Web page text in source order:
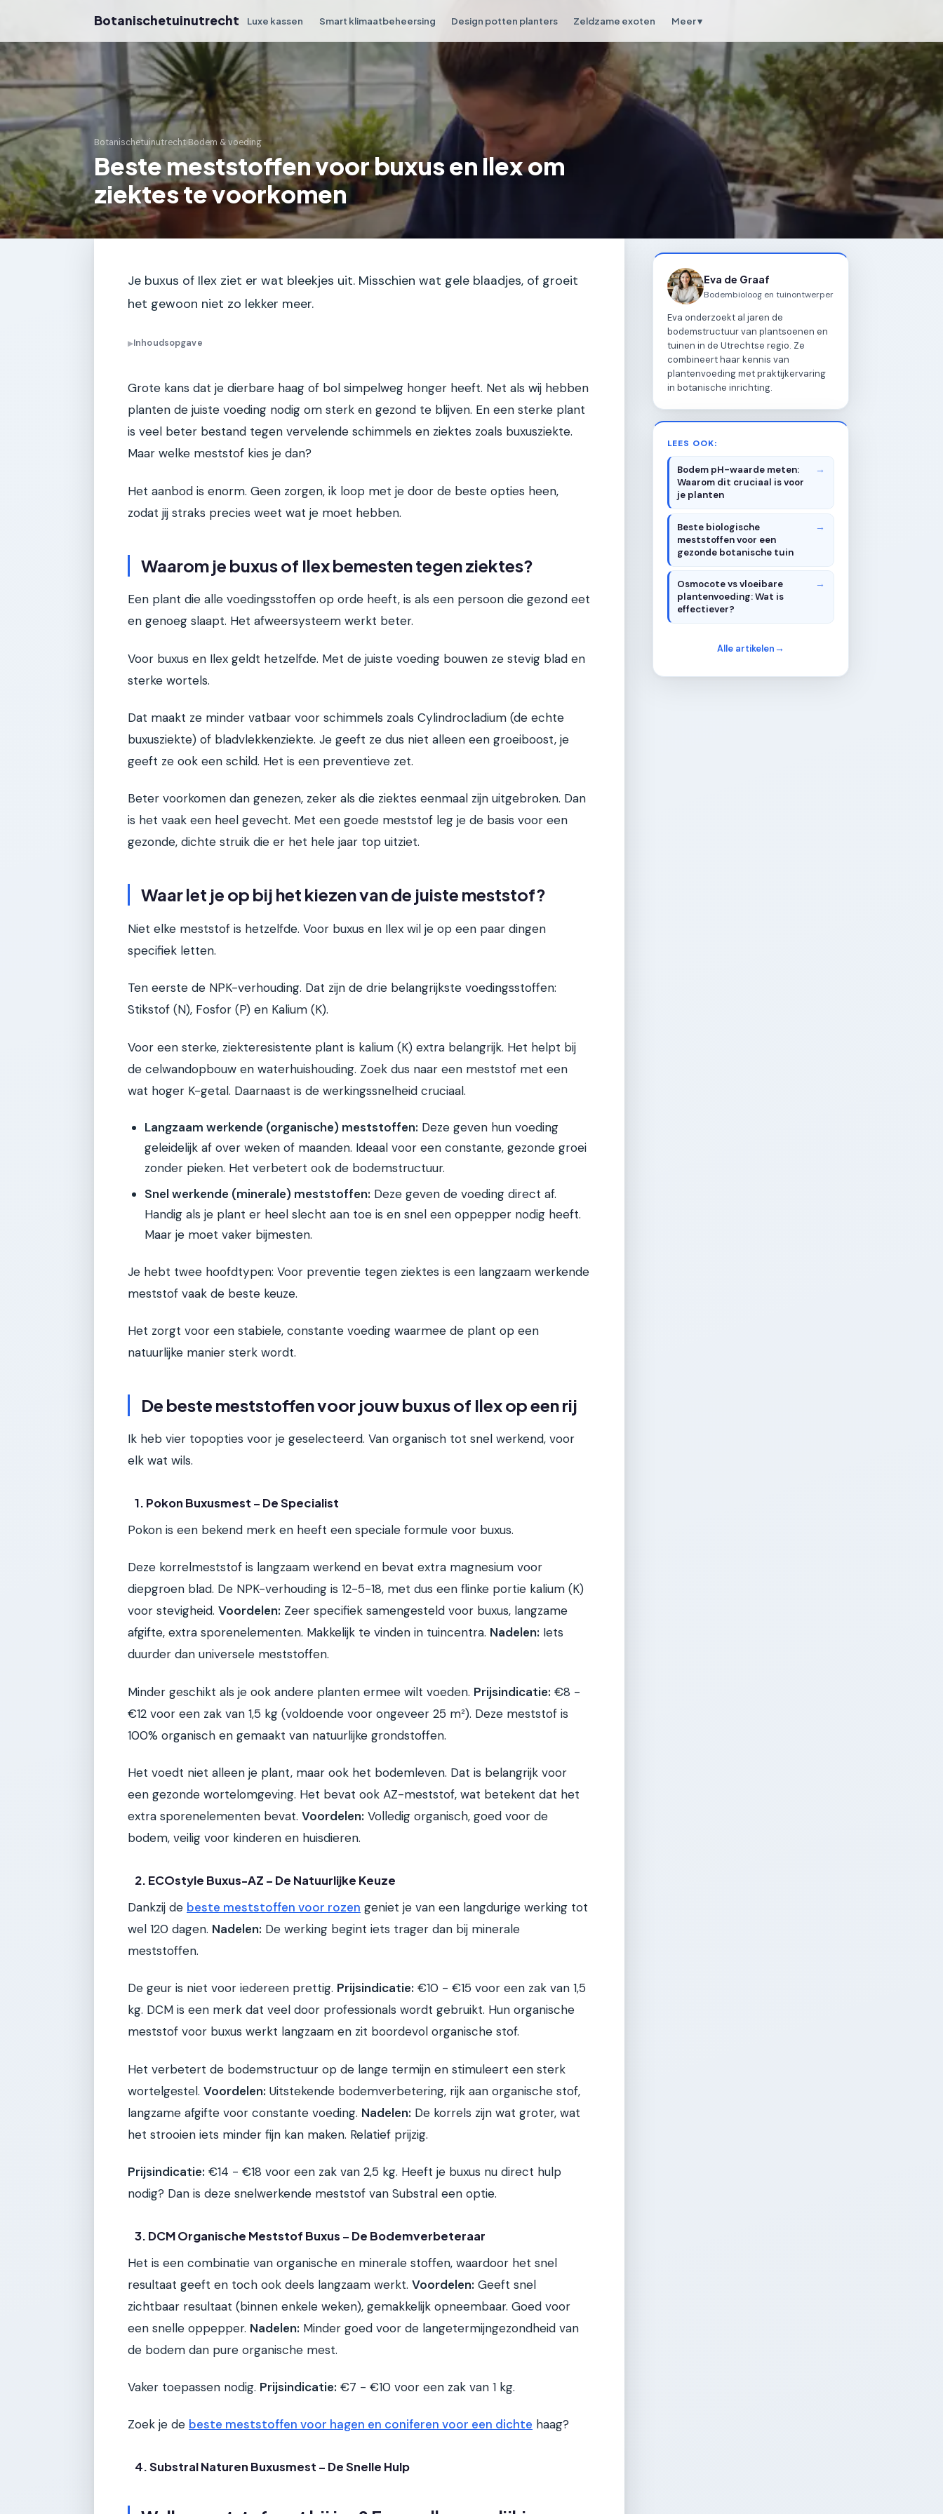
Botanischetuinutrecht Luxe kassen Smart klimaatbeheersing Design potten planters Zeldzame exoten Meer ▾
Botanischetuinutrecht›Bodem & voeding
Beste meststoffen voor buxus en Ilex om
ziektes te voorkomen
Je buxus of Ilex ziet er wat bleekjes uit. Misschien wat gele blaadjes, of groeit
het gewoon niet zo lekker meer.
▶Inhoudsopgave
Grote kans dat je dierbare haag of bol simpelweg honger heeft. Net als wij hebben
planten de juiste voeding nodig om sterk en gezond te blijven. En een sterke plant
is veel beter bestand tegen vervelende schimmels en ziektes zoals buxusziekte.
Maar welke meststof kies je dan?
Het aanbod is enorm. Geen zorgen, ik loop met je door de beste opties heen,
zodat jij straks precies weet wat je moet hebben.
Waarom je buxus of Ilex bemesten tegen ziektes?
Een plant die alle voedingsstoffen op orde heeft, is als een persoon die gezond eet
en genoeg slaapt. Het afweersysteem werkt beter.
Voor buxus en Ilex geldt hetzelfde. Met de juiste voeding bouwen ze stevig blad en
sterke wortels.
Dat maakt ze minder vatbaar voor schimmels zoals Cylindrocladium (de echte
buxusziekte) of bladvlekkenziekte. Je geeft ze dus niet alleen een groeiboost, je
geeft ze ook een schild. Het is een preventieve zet.
Beter voorkomen dan genezen, zeker als die ziektes eenmaal zijn uitgebroken. Dan
is het vaak een heel gevecht. Met een goede meststof leg je de basis voor een
gezonde, dichte struik die er het hele jaar top uitziet.
Waar let je op bij het kiezen van de juiste meststof?
Niet elke meststof is hetzelfde. Voor buxus en Ilex wil je op een paar dingen
specifiek letten.
Ten eerste de NPK-verhouding. Dat zijn de drie belangrijkste voedingsstoffen:
Stikstof (N), Fosfor (P) en Kalium (K).
Voor een sterke, ziekteresistente plant is kalium (K) extra belangrijk. Het helpt bij
de celwandopbouw en waterhuishouding. Zoek dus naar een meststof met een
wat hoger K-getal. Daarnaast is de werkingssnelheid cruciaal.
Langzaam werkende (organische) meststoffen: Deze geven hun voeding
geleidelijk af over weken of maanden. Ideaal voor een constante, gezonde groei
zonder pieken. Het verbetert ook de bodemstructuur.
Snel werkende (minerale) meststoffen: Deze geven de voeding direct af.
Handig als je plant er heel slecht aan toe is en snel een oppepper nodig heeft.
Maar je moet vaker bijmesten.
Je hebt twee hoofdtypen: Voor preventie tegen ziektes is een langzaam werkende
meststof vaak de beste keuze.
Het zorgt voor een stabiele, constante voeding waarmee de plant op een
natuurlijke manier sterk wordt.
De beste meststoffen voor jouw buxus of Ilex op een rij
Ik heb vier topopties voor je geselecteerd. Van organisch tot snel werkend, voor
elk wat wils.
1. Pokon Buxusmest – De Specialist
Pokon is een bekend merk en heeft een speciale formule voor buxus.
Deze korrelmeststof is langzaam werkend en bevat extra magnesium voor
diepgroen blad. De NPK-verhouding is 12-5-18, met dus een flinke portie kalium (K)
voor stevigheid. Voordelen: Zeer specifiek samengesteld voor buxus, langzame
afgifte, extra sporenelementen. Makkelijk te vinden in tuincentra. Nadelen: Iets
duurder dan universele meststoffen.
Minder geschikt als je ook andere planten ermee wilt voeden. Prijsindicatie: €8 -
€12 voor een zak van 1,5 kg (voldoende voor ongeveer 25 m²). Deze meststof is
100% organisch en gemaakt van natuurlijke grondstoffen.
Het voedt niet alleen je plant, maar ook het bodemleven. Dat is belangrijk voor
een gezonde wortelomgeving. Het bevat ook AZ-meststof, wat betekent dat het
extra sporenelementen bevat. Voordelen: Volledig organisch, goed voor de
bodem, veilig voor kinderen en huisdieren.
2. ECOstyle Buxus-AZ – De Natuurlijke Keuze
Dankzij de beste meststoffen voor rozen geniet je van een langdurige werking tot
wel 120 dagen. Nadelen: De werking begint iets trager dan bij minerale
meststoffen.
De geur is niet voor iedereen prettig. Prijsindicatie: €10 - €15 voor een zak van 1,5
kg. DCM is een merk dat veel door professionals wordt gebruikt. Hun organische
meststof voor buxus werkt langzaam en zit boordevol organische stof.
Het verbetert de bodemstructuur op de lange termijn en stimuleert een sterk
wortelgestel. Voordelen: Uitstekende bodemverbetering, rijk aan organische stof,
langzame afgifte voor constante voeding. Nadelen: De korrels zijn wat groter, wat
het strooien iets minder fijn kan maken. Relatief prijzig.
Prijsindicatie: €14 - €18 voor een zak van 2,5 kg. Heeft je buxus nu direct hulp
nodig? Dan is deze snelwerkende meststof van Substral een optie.
3. DCM Organische Meststof Buxus – De Bodemverbeteraar
Het is een combinatie van organische en minerale stoffen, waardoor het snel
resultaat geeft en toch ook deels langzaam werkt. Voordelen: Geeft snel
zichtbaar resultaat (binnen enkele weken), gemakkelijk opneembaar. Goed voor
een snelle oppepper. Nadelen: Minder goed voor de langetermijngezondheid van
de bodem dan pure organische mest.
Vaker toepassen nodig. Prijsindicatie: €7 - €10 voor een zak van 1 kg.
Zoek je de beste meststoffen voor hagen en coniferen voor een dichte haag?
4. Substral Naturen Buxusmest – De Snelle Hulp
Eva de Graaf
Bodembioloog en tuinontwerper
Eva onderzoekt al jaren de
bodemstructuur van plantsoenen en
tuinen in de Utrechtse regio. Ze
combineert haar kennis van
plantenvoeding met praktijkervaring
in botanische inrichting.
LEES OOK:
Bodem pH-waarde meten:
Waarom dit cruciaal is voor
je planten
Beste biologische
meststoffen voor een
gezonde botanische tuin
Osmocote vs vloeibare
plantenvoeding: Wat is
effectiever?
Alle artikelen